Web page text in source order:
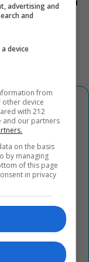
σειράς του
advertising and
and
device
from
other device
with 212
and our partners
on the basis
by managing
of this page
in privacy